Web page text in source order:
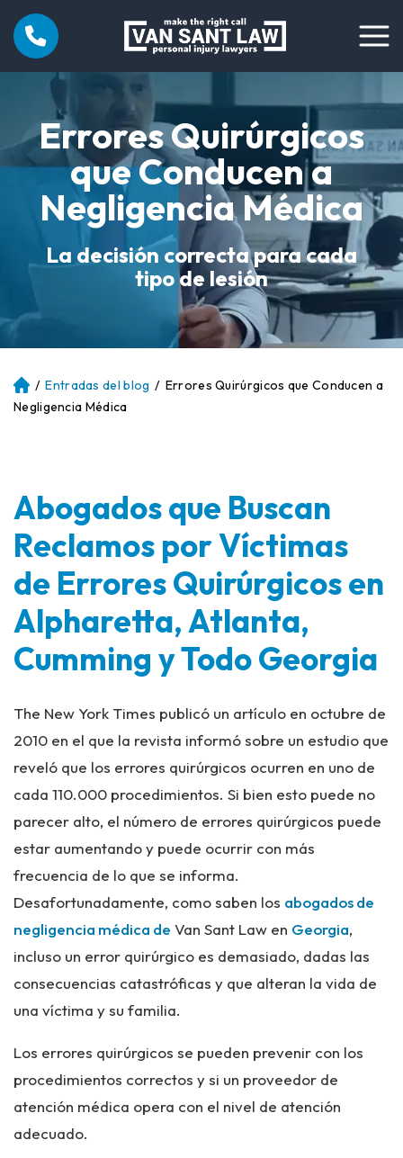
Errores Quirúrgicos
que Conducen a
Negligencia Médica
La decisión correcta para cada
tipo de lesión
Ini
ci
/ Entradas del blog / Errores Quirúrgicos que Conducen a
Negligencia Médica
Abogados que Buscan
Reclamos por Víctimas
de Errores Quirúrgicos en
Alpharetta, Atlanta,
Cumming y Todo Georgia
The New York Times publicó un artículo en octubre de
2010 en el que la revista informó sobre un estudio que
reveló que los errores quirúrgicos ocurren en uno de
cada 110.000 procedimientos. Si bien esto puede no
parecer alto, el número de errores quirúrgicos puede
estar aumentando y puede ocurrir con más
frecuencia de lo que se informa.
Desafortunadamente, como saben los abogados de
negligencia médica de Van Sant Law en Georgia,
incluso un error quirúrgico es demasiado, dadas las
consecuencias catastróficas y que alteran la vida de
una víctima y su familia.
Los errores quirúrgicos se pueden prevenir con los
procedimientos correctos y si un proveedor de
atención médica opera con el nivel de atención
adecuado.